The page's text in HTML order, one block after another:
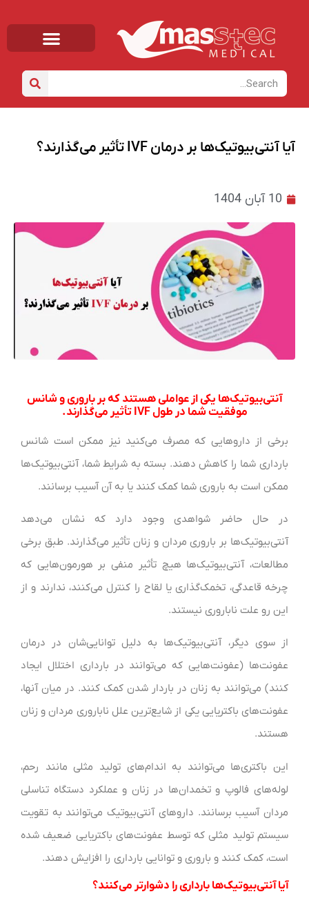
/دانشنامه/ آیا آنتی‌بیوتیک‌ها بر درمان IVF تأثیر می‌گذارند؟
آیا آنتی‌بیوتیک‌ها بر درمان IVF تأثیر می‌گذارند؟
10 آبان 1404
آنتی‌بیوتیک‌ها یکی از عواملی هستند که بر باروری و شانس
موفقیت شما در طول IVF تأثیر می‌گذارند.
برخی از داروهایی که مصرف می‌کنید نیز ممکن است شانس
بارداری شما را کاهش دهند. بسته به شرایط شما، آنتی‌بیوتیک‌ها
ممکن است به باروری شما کمک کنند یا به آن آسیب برسانند.
در حال حاضر شواهدی وجود دارد که نشان می‌دهد
آنتی‌بیوتیک‌ها بر باروری مردان و زنان تأثیر می‌گذارند. طبق برخی
مطالعات، آنتی‌بیوتیک‌ها هیچ تأثیر منفی بر هورمون‌هایی که
چرخه قاعدگی، تخمک‌گذاری یا لقاح را کنترل می‌کنند، ندارند و از
این رو علت ناباروری نیستند.
از سوی دیگر، آنتی‌بیوتیک‌ها به دلیل توانایی‌شان در درمان
عفونت‌ها (عفونت‌هایی که می‌توانند در بارداری اختلال ایجاد
کنند) می‌توانند به زنان در باردار شدن کمک کنند. در میان آنها،
عفونت‌های باکتریایی یکی از شایع‌ترین علل ناباروری مردان و زنان
هستند.
این باکتری‌ها می‌توانند به اندام‌های تولید مثلی مانند رحم،
لوله‌های فالوپ و تخمدان‌ها در زنان و عملکرد دستگاه تناسلی
مردان آسیب برسانند. داروهای آنتی‌بیوتیک می‌توانند به تقویت
سیستم تولید مثلی که توسط عفونت‌های باکتریایی ضعیف شده
است، کمک کنند و باروری و توانایی بارداری را افزایش دهند.
آیا آنتی‌بیوتیک‌ها بارداری را دشوارتر می‌کنند؟